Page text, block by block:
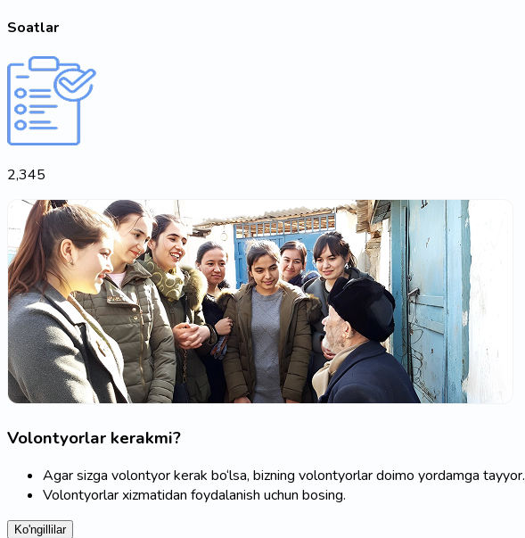
Soatlar
2,345
Volontyorlar kerakmi?
Agar sizga volontyor kerak bo‘lsa, bizning volontyorlar doimo yordamga tayyor.
Volontyorlar xizmatidan foydalanish uchun bosing.
Ko'ngillilar